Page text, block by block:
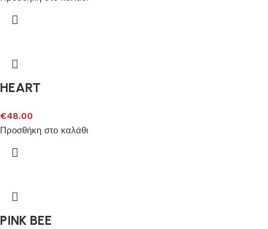
HEART
€48.00
Προσθήκη στο καλάθι
PINK BEE